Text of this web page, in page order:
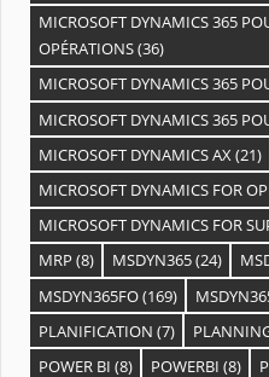
MICROSOFT DYNAMICS 365
OPÉRATIONS(36)
MICROSOFT DYNAMICS 365
MICROSOFT DYNAMICS 365
MICROSOFT DYNAMICS AX(21)
MICROSOFT DYNAMICS FOR
MICROSOFT DYNAMICS FOR
MRP (8) MSDYN365(24)
MSDYN365FO(169)
PLANIFICATION (7)
POWER BI (8) POWERBI (8)